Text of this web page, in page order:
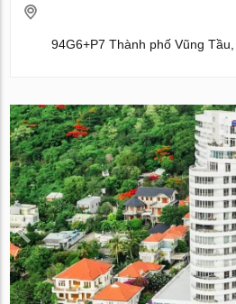
94G6+P7 Thành phố Vũng